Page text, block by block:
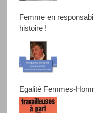
Femme en
histoire !
Egalité Femmes-